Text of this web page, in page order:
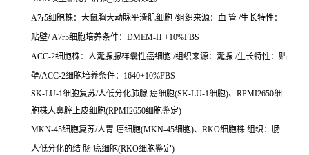
A7r5细胞株：大鼠胸大动脉平滑肌细胞 /组织来源：血 管 /生长特性：
贴壁/ A7r5细胞培养条件：DMEM-H +10%FBS
ACC-2细胞株：人涎腺腺样囊性癌细胞 /组织来源：涎腺 /生长特性：贴
壁/ACC-2细胞培养条件：1640+10%FBS
SK-LU-1细胞复苏/人低分化肺腺 癌细胞(SK-LU-1细胞)、RPMI2650细
胞株人鼻腔上皮细胞(RPMI2650细胞鉴定)
MKN-45细胞复苏/人胃 癌细胞(MKN-45细胞)、RKO细胞株 组织：肠
人低分化的结 肠 癌细胞(RKO细胞鉴定)